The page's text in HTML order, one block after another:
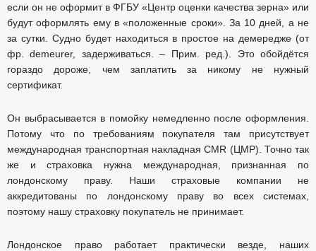
если он не оформит в ФГБУ «Центр оценки качества зерна» или
будут оформлять ему в «положенные сроки». За 10 дней, а не
за сутки. Судно будет находиться в простое на демередже (от
фр. demeurer, задерживаться. – Прим. ред.). Это обойдётся
гораздо дороже, чем заплатить за никому не нужный
сертификат.
Он выбрасывается в помойку немедленно после оформления.
Потому что по требованиям покупателя там присутствует
международная транспортная накладная CMR (ЦМР). Точно так
же и страховка нужна международная, признанная по
лондонскому праву. Наши страховые компании не
аккредитованы по лондонскому праву во всех системах,
поэтому нашу страховку покупатель не принимает.
Лондонское право работает практически везде, наших